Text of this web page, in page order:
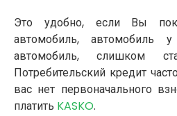
Это удобно, если Вы
автомобиль, автомобиль
автомобиль, слишком
Потребительский кредит
вас нет первоначального
платить KASKO.